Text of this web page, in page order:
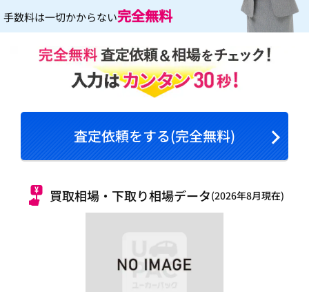
手数料は一切かからない完全無料
査定依頼をする(完全無料)
買取相場・下取り相場データ(2026年8月現在)